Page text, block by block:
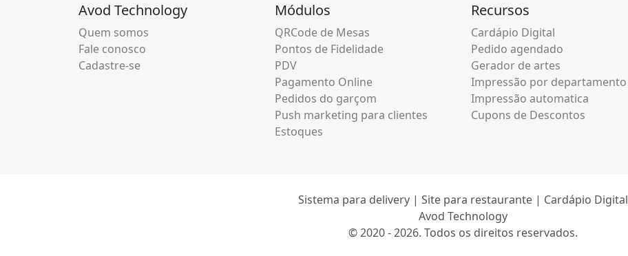
Avod Technology
Quem somos
Fale conosco
Cadastre-se
Módulos
QRCode de Mesas
Pontos de Fidelidade
PDV
Pagamento Online
Pedidos do garçom
Push marketing para clientes
Estoques
Recursos
Cardápio Digital
Pedido agendado
Gerador de artes
Impressão por departamento
Impressão automatica
Cupons de Descontos
Sistema para delivery | Site para restaurante | Cardápio Digital
Avod Technology
© 2020 - 2026. Todos os direitos reservados.